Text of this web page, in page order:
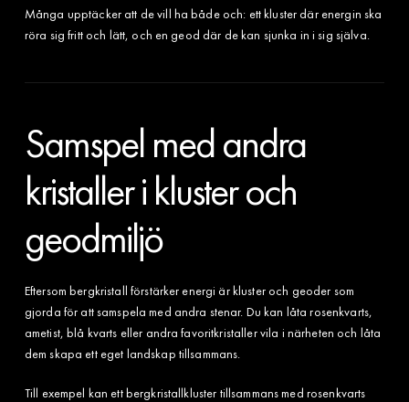
Många upptäcker att de vill ha både och: ett kluster där energin ska
röra sig fritt och lätt, och en geod där de kan sjunka in i sig själva.
Samspel med andra
kristaller i kluster och
geodmiljö
Eftersom bergkristall förstärker energi är kluster och geoder som
gjorda för att samspela med andra stenar. Du kan låta rosenkvarts,
ametist, blå kvarts eller andra favoritkristaller vila i närheten och låta
dem skapa ett eget landskap tillsammans.
Till exempel kan ett bergkristallkluster tillsammans med rosenkvarts